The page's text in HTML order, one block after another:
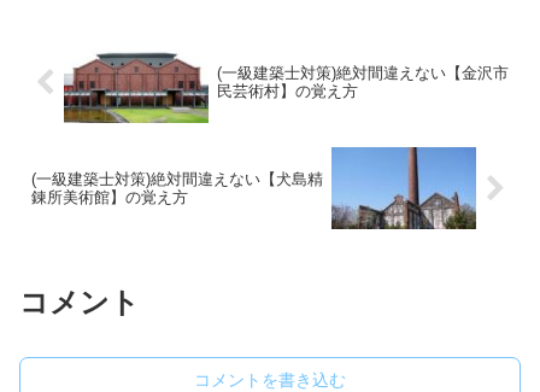
(一級建築士対策)絶対間違えない【金沢市
民芸術村】の覚え方
(一級建築士対策)絶対間違えない【犬島精
錬所美術館】の覚え方
コメント
コメントを書き込む